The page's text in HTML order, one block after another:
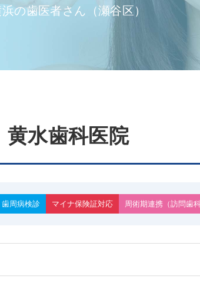
の歯医者さん（瀬谷区）
黄水歯科医院
歯周病検診 マイナ保険証対応 周術期連携 訪問歯